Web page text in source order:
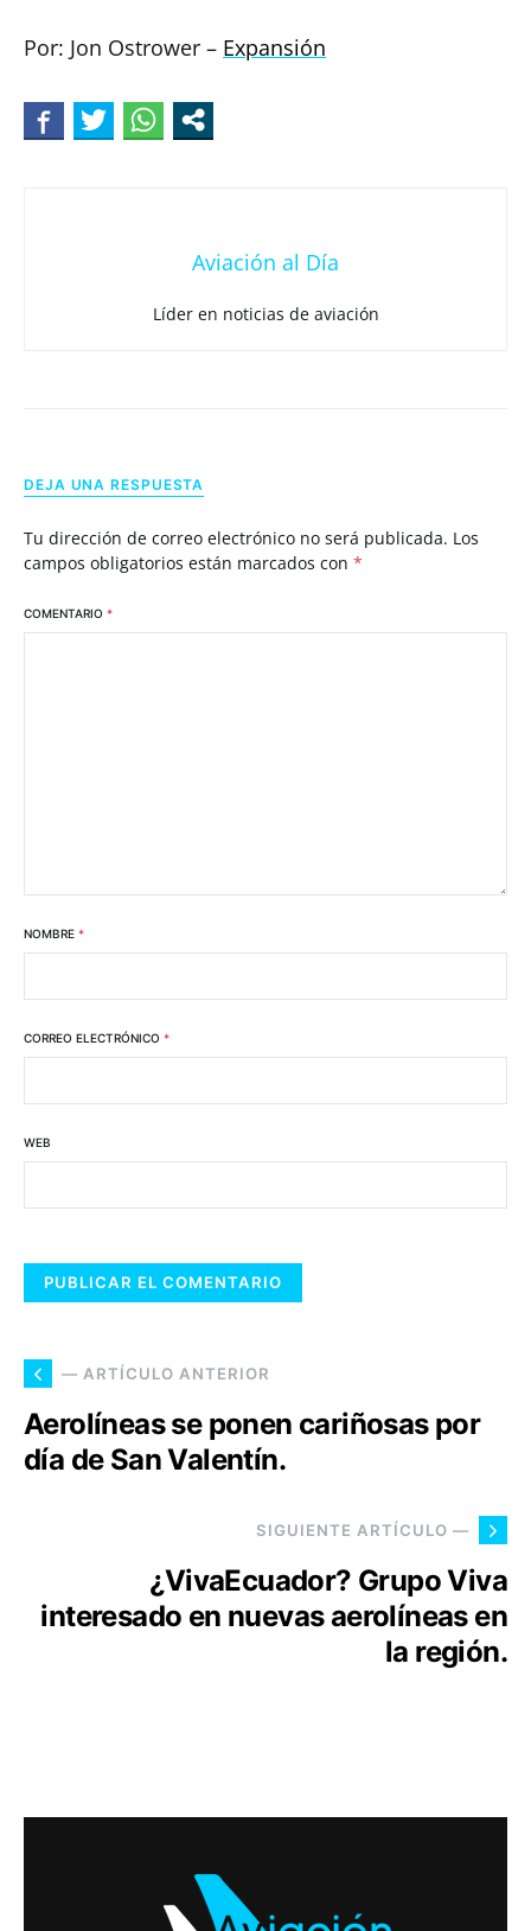
Por: Jon Ostrower – Expansión
Aviación al Día
Líder en noticias de aviación
DEJA UNA RESPUESTA
Tu dirección de correo electrónico no será publicada. Los
campos obligatorios están marcados con *
COMENTARIO *
NOMBRE *
CORREO ELECTRÓNICO *
WEB
— ARTÍCULO ANTERIOR
Aerolíneas se ponen cariñosas por
día de San Valentín.
SIGUIENTE ARTÍCULO —
¿VivaEcuador? Grupo Viva
interesado en nuevas aerolíneas en
la región.